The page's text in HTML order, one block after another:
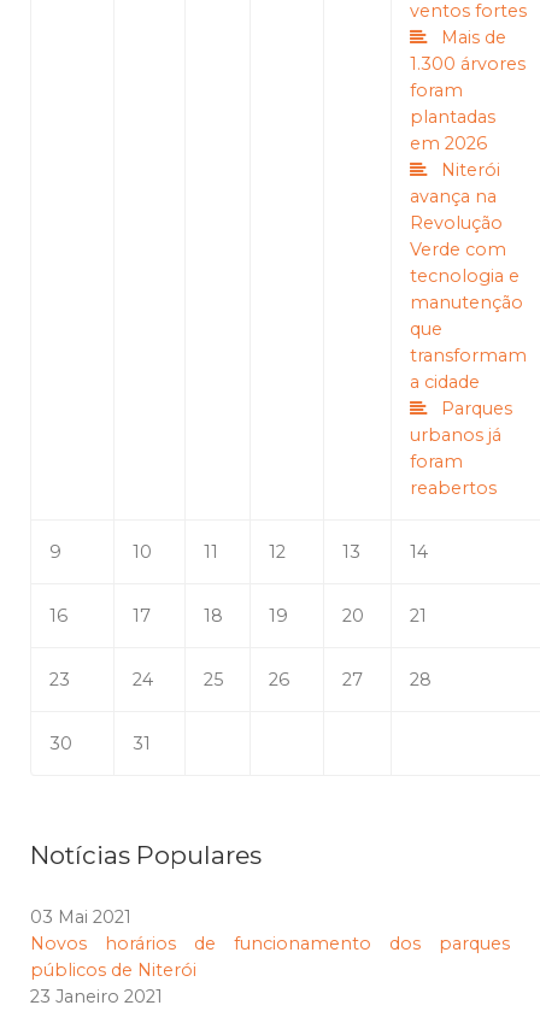
ventos fortes
Mais de
1.300 árvores
foram
plantadas
em 2026
Niterói
avança na
Revolução
Verde com
tecnologia e
manutenção
que
transformam
a cidade
Parques
urbanos já
foram
reabertos
9 10 11 12 13 14
16 17 18 19 20 21
23 24 25 26 27 28
30 31
Notícias Populares
03 Mai 2021
Novos horários de funcionamento dos parques
públicos de Niterói
23 Janeiro 2021